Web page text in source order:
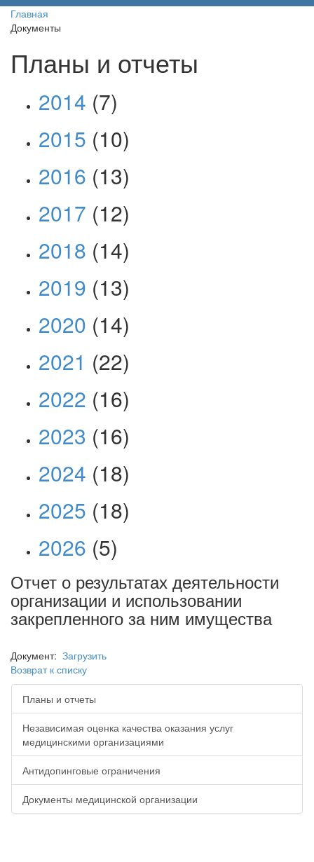
Главная
Документы
Планы и отчеты
2014 (7)
2015 (10)
2016 (13)
2017 (12)
2018 (14)
2019 (13)
2020 (14)
2021 (22)
2022 (16)
2023 (16)
2024 (18)
2025 (18)
2026 (5)
Отчет о результатах деятельности
организации и использовании
закрепленного за ним имущества
Документ: Загрузить
Возврат к списку
Планы и отчеты
Независимая оценка качества оказания услуг
медицинскими организациями
Антидопинговые ограничения
Документы медицинской организации